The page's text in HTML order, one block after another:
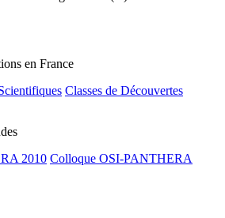
en France
Classes de Découvertes
2010 Colloque OSI-PANTHERA